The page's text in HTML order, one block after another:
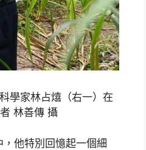
學家林占熺（右一）在
林善傳 攝
他特別回憶起一個細